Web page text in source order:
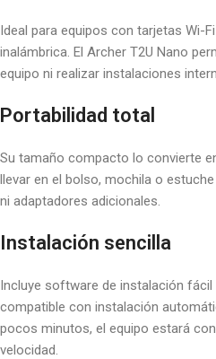
Ideal para equipos con tarjetas Wi-
inalámbrica. El Archer T2U Nano
equipo ni realizar instalaciones
Portabilidad total
Su tamaño compacto lo convierte
llevar en el bolso, mochila o
ni adaptadores adicionales.
Instalación sencilla
Incluye software de instalación fácil
compatible con instalación
pocos minutos, el equipo estará
velocidad.